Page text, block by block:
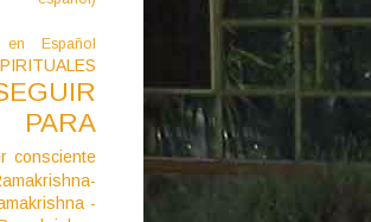
en Español
PARA
consciente
-